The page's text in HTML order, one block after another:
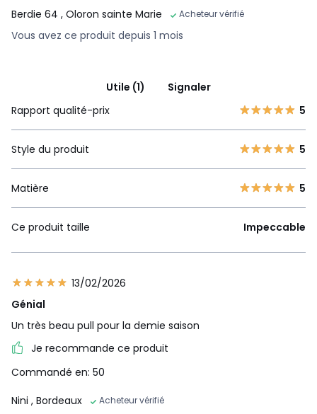
Berdie 64 , Oloron sainte Marie Acheteur vérifié
Vous avez ce produit depuis 1 mois
Utile (1)
Signaler
Rapport qualité-prix
5
Style du produit 5
Matière 5
Ce produit taille Impeccable
13/02/2026
Génial
Un très beau pull pour la demie saison
Je recommande ce produit
Commandé en: 50
Nini , Bordeaux Acheteur vérifié